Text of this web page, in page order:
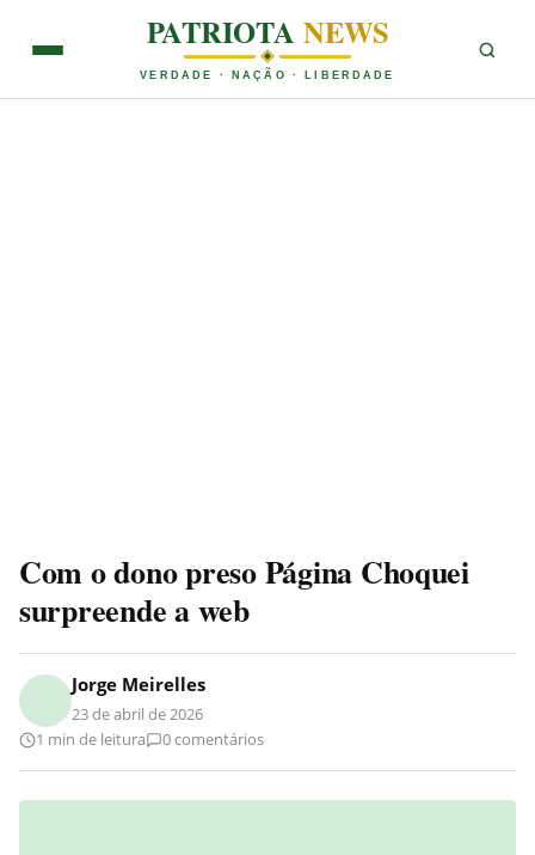
PATRIOTANEWS
VERDADE · NAÇÃO · LIBERDADE
Com o dono preso Página Choquei
surpreende a web
Jorge Meirelles
23 de abril de 2026
1 min de leitura
0 comentários